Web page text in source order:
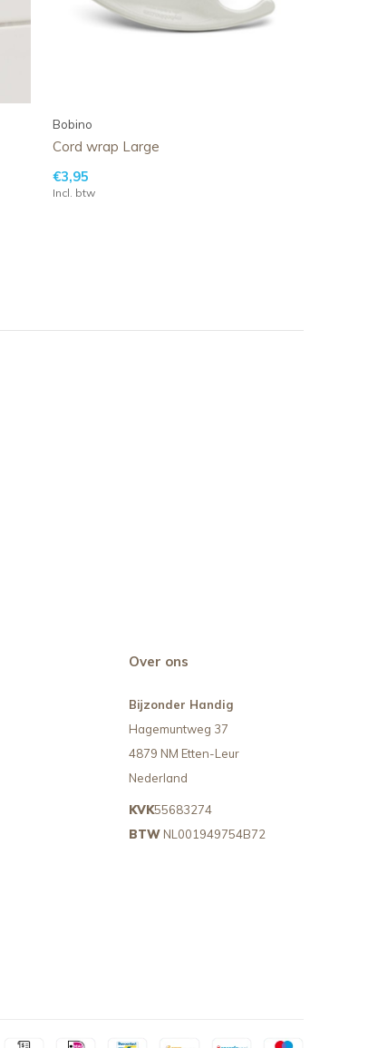
Bobino
Cord wrap Large
€3,95
Incl. btw
Over ons
Bijzonder Handig
Hagemuntweg 37
4879 NM Etten-Leur
Nederland
KVK55683274
BTW NL001949754B72